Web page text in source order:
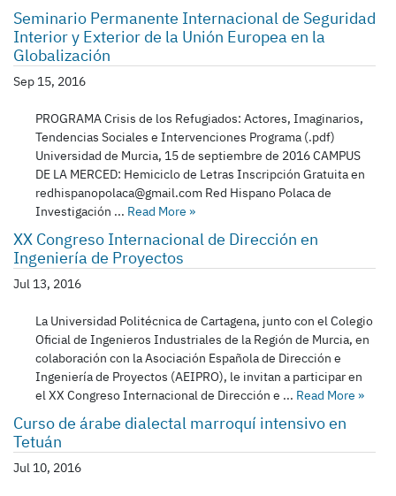
Seminario Permanente Internacional de Seguridad
Interior y Exterior de la Unión Europea en la
Globalización
Sep 15, 2016
PROGRAMA Crisis de los Refugiados: Actores, Imaginarios,
Tendencias Sociales e Intervenciones Programa (.pdf)
Universidad de Murcia, 15 de septiembre de 2016 CAMPUS
DE LA MERCED: Hemiciclo de Letras Inscripción Gratuita en
redhispanopolaca@gmail.com Red Hispano Polaca de
Investigación ... Read More »
XX Congreso Internacional de Dirección en
Ingeniería de Proyectos
Jul 13, 2016
La Universidad Politécnica de Cartagena, junto con el Colegio
Oficial de Ingenieros Industriales de la Región de Murcia, en
colaboración con la Asociación Española de Dirección e
Ingeniería de Proyectos (AEIPRO), le invitan a participar en
el XX Congreso Internacional de Dirección e ... Read More »
Curso de árabe dialectal marroquí intensivo en
Tetuán
Jul 10, 2016